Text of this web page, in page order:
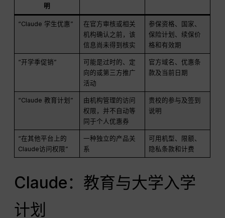
明
“Claude 学生优惠”
在官方审核或相关
机构确认之前，该
信息尚未得到核实
参保资格、国家、
保险计划、续保价
格和有效期
“开学季促销”
可能是过时的、定
向的或第三方推广
活动
官方域名、优惠条
款及当前日期
“Claude 教育计划”
由机构管理的访问
权限，并不自动等
同于个人优惠券
贵校的参与及签到
说明
“在其他平台上的
Claude访问权限”
一种独立的产品关
系
可用机型、限额、
隐私条款和计费
Claude：教育与大学入学
计划